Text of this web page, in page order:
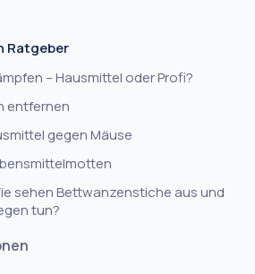
Ratgeber
– Hausmittel oder Profi?
entfernen
gegen Mäuse
sehen Bettwanzenstiche aus und
tun?